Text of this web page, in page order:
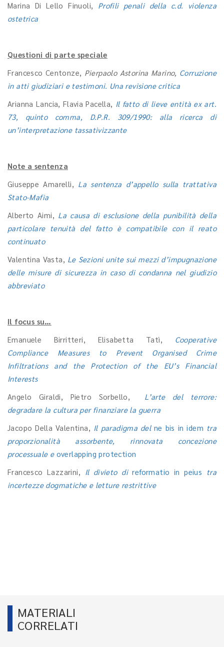
Marina Di Lello Finuoli, Profili penali della c.d. violenza
ostetrica
Questioni di parte speciale
Francesco Centonze, Pierpaolo Astorina Marino, Corruzione
in atti giudiziari e testimoni. Una revisione critica
Arianna Lancia, Flavia Pacella, Il fatto di lieve entità ex art.
73, quinto comma, D.P.R. 309/1990: alla ricerca di
un’interpretazione tassativizzante
Note a sentenza
Giuseppe Amarelli, La sentenza d’appello sulla trattativa
Stato-Mafia
Alberto Aimi, La causa di esclusione della punibilità della
particolare tenuità del fatto è compatibile con il reato
continuato
Valentina Vasta, Le Sezioni unite sui mezzi d’impugnazione
delle misure di sicurezza in caso di condanna nel giudizio
abbreviato
Il focus su…
Emanuele Birritteri, Elisabetta Tatì, Cooperative
Compliance Measures to Prevent Organised Crime
Infiltrations and the Protection of the EU’s Financial
Interests
Angelo Giraldi, Pietro Sorbello,
L’arte del terrore:
degradare la cultura per finanziare la guerra
Jacopo Della Valentina, Il paradigma delne bis in idem tra
proporzionalità assorbente, rinnovata concezione
processuale e overlapping protection
Francesco Lazzarini, Il divieto direformatio in peius tra
incertezze dogmatiche e letture restrittive
MATERIALI
CORRELATI